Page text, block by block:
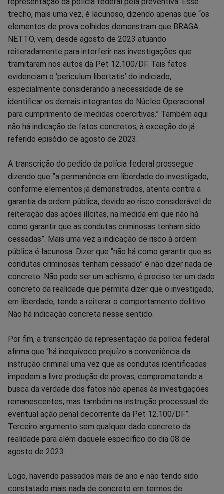
trecho, mais uma vez, é lacunoso, dizendo apenas que “os
elementos de prova colhidos demonstram que BRAGA
NETTO, vem, desde agosto de 2023 atuando
reiteradamente para interferir nas investigações que
tramitaram nos autos da Pet 12.100/DF. Tais fatos
evidenciam o ‘periculum libertatis’ do indiciado,
especialmente considerando a necessidade de se
identificar os demais integrantes do Núcleo Operacional
para cumprimento de medidas coercitivas.” Também aqui
não há indicação de fatos concretos, à exceção do já
referido episódio de agosto de 2023.
A transcrição do pedido da polícia federal prossegue
dizendo que ”a permanência em liberdade do investigado,
conforme elementos já demonstrados, atenta contra a
garantia da ordem pública, devido ao risco considerável de
reiteração das ações ilícitas, na medida em que não há
como garantir que as condutas criminosas tenham sido
cessadas”. Mais uma vez a indicação de risco à ordem
pública é lacunosa. Dizer que “não há como garantir que as
condutas criminosas tenham cessado” é não dizer nada de
concreto. Não pode ser um achismo, é preciso ter um dado
concreto da realidade que permita dizer que o investigado,
em liberdade, tende a reiterar o comportamento delitivo.
Não há indicação concreta nesse sentido.
Por fim, a transcrição da representação da polícia federal
afirma que “há inequívoco prejuízo a conveniência da
instrução criminal uma vez que as condutas identificadas
impedem a livre produção de provas, comprometendo a
busca da verdade dos fatos não apenas às investigações
remanescentes, mas também na instrução processual de
eventual ação penal decorrente da Pet 12.100/DF”.
Terceiro argumento sem qualquer dado concreto da
realidade para além daquele específico do dia 08 de
agosto de 2023.
Logo, havendo passados mais de ano e não tendo sido
constatado mais nada de concreto em termos de